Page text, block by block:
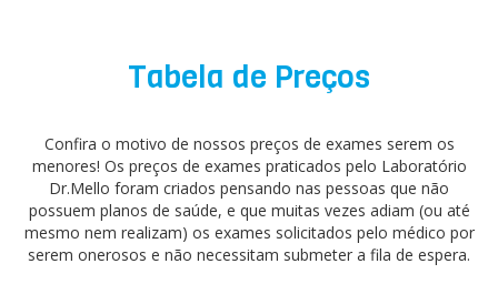
Tabela de Preços
Confira o motivo de nossos preços de exames serem os
menores! Os preços de exames praticados pelo Laboratório
Dr.Mello foram criados pensando nas pessoas que não
possuem planos de saúde, e que muitas vezes adiam (ou até
mesmo nem realizam) os exames solicitados pelo médico por
serem onerosos e não necessitam submeter a fila de espera.